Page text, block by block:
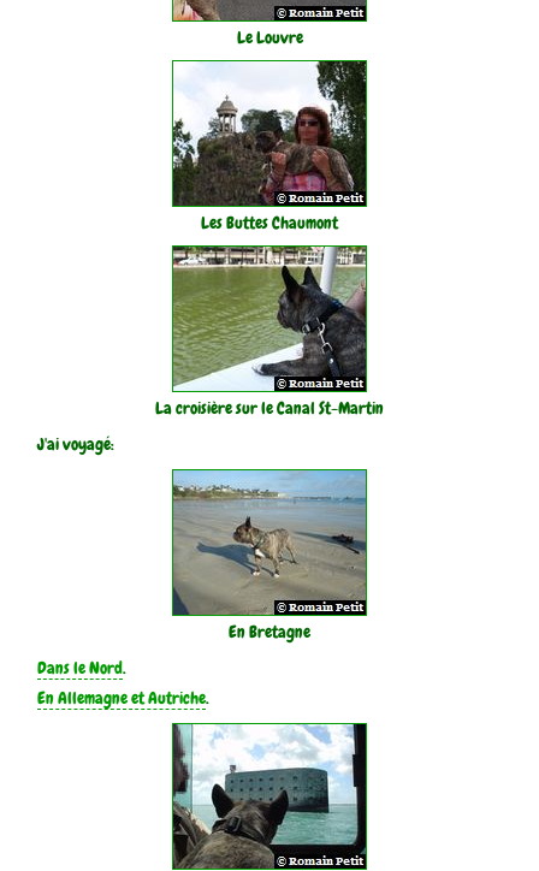
Le Louvre
Les Buttes Chaumont
La croisière sur le Canal St-Martin
J'ai voyagé:
En Bretagne
Dans le Nord.
En Allemagne et Autriche.